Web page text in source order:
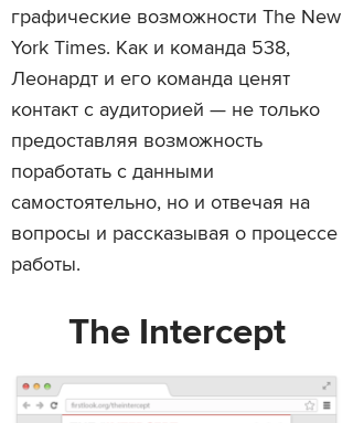
графические возможности The New
York Times. Как и команда 538,
Леонардт и его команда ценят
контакт с аудиторией — не только
предоставляя возможность
поработать с данными
самостоятельно, но и отвечая на
вопросы и рассказывая о процессе
работы.
The Intercept